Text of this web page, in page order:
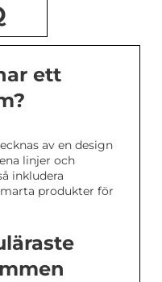
ett
av en design
linjer och
inkludera
produkter för